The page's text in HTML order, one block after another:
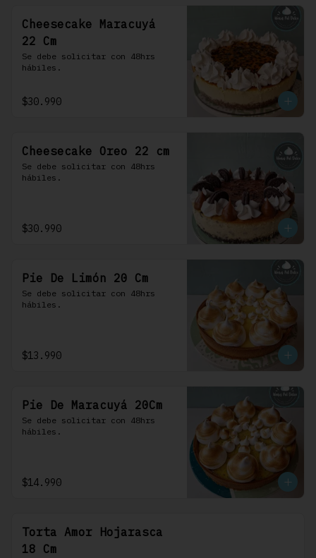
Cheesecake Maracuyá
22 Cm
Se debe solicitar con 48hrs
hábiles.
$30.990
Cheesecake Oreo 22 cm
Se debe solicitar con 48hrs
hábiles.
$30.990
Pie De Limón 20 Cm
Se debe solicitar con 48hrs
hábiles.
$13.990
Pie De Maracuyá 20Cm
Se debe solicitar con 48hrs
hábiles.
$14.990
Torta Amor Hojarasca
18 Cm